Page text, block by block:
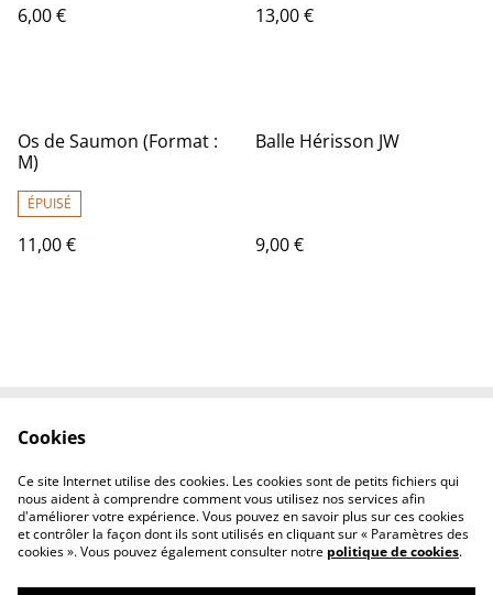
6,00 € 13,00 €
Os de Saumon (Format :
M)
ÉPUISÉ
11,00 €
Balle Hérisson JW
9,00 €
Politique de
confidentialité
Politique de cookies
Cookies
Ce site Internet utilise des cookies. Les cookies sont de petits fichiers qui
nous aident à comprendre comment vous utilisez nos services afin
d'améliorer votre expérience. Vous pouvez en savoir plus sur ces cookies
et contrôler la façon dont ils sont utilisés en cliquant sur « Paramètres des
cookies ». Vous pouvez également consulter notre politique de cookies.